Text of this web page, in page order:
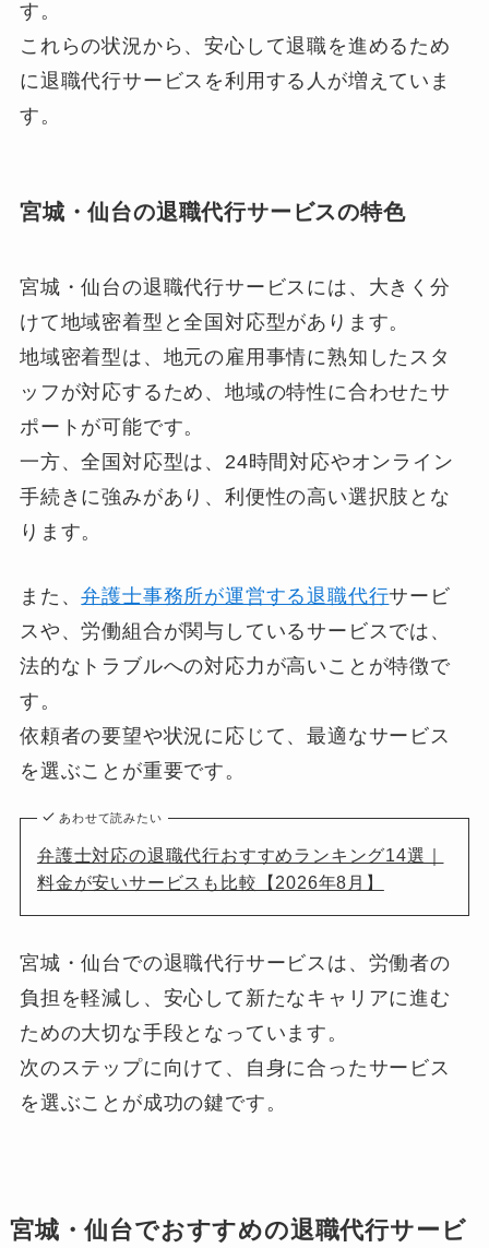
す。
これらの状況から、安心して退職を進めるため
に退職代行サービスを利用する人が増えていま
す。
宮城・仙台の退職代行サービスの特色
宮城・仙台の退職代行サービスには、大きく分
けて地域密着型と全国対応型があります。
地域密着型は、地元の雇用事情に熟知したスタ
ッフが対応するため、地域の特性に合わせたサ
ポートが可能です。
一方、全国対応型は、24時間対応やオンライン
手続きに強みがあり、利便性の高い選択肢とな
ります。
また、弁護士事務所が運営する退職代行サービ
スや、労働組合が関与しているサービスでは、
法的なトラブルへの対応力が高いことが特徴で
す。
依頼者の要望や状況に応じて、最適なサービス
を選ぶことが重要です。
あわせて読みたい
弁護士対応の退職代行おすすめランキング14選｜
料金が安いサービスも比較【2026年8月】
宮城・仙台での退職代行サービスは、労働者の
負担を軽減し、安心して新たなキャリアに進む
ための大切な手段となっています。
次のステップに向けて、自身に合ったサービス
を選ぶことが成功の鍵です。
宮城・仙台でおすすめの退職代行サービ